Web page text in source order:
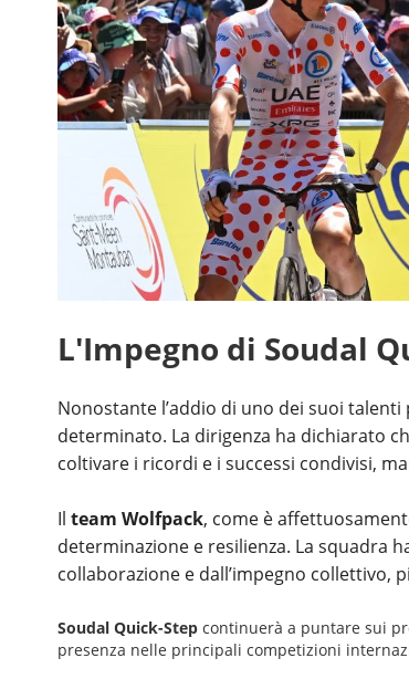
L'Impegno di Soudal
Nonostante l’addio di uno dei suoi
determinato. La dirigenza ha dichiarato
coltivare i ricordi e i successi condivisi,
Il team Wolfpack, come è
determinazione e resilienza. La squadra
collaborazione e dall’impegno collettivo,
Soudal Quick-Step continuerà a puntare sui
presenza nelle principali competizioni